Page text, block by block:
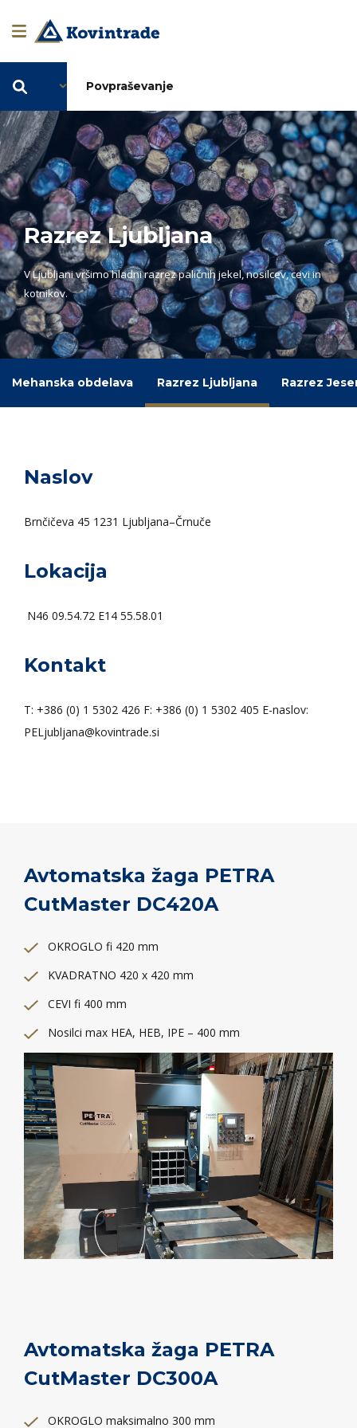
Povpraševanje
Razrez Ljubljana
V Ljubljani vršimo hladni razrez paličnih jekel, nosilcev, cevi in
kotnikov.
Mehanska obdelava Razrez Ljubljana Razrez
Naslov
Brnčičeva 45 1231 Ljubljana–Črnuče
Lokacija
N46 09.54.72 E14 55.58.01
Kontakt
T: +386 (0) 1 5302 426 F: +386 (0) 1 5302 405 E-naslov:
PELjubljana@kovintrade.si
Avtomatska žaga PETRA
CutMaster DC420A
OKROGLO fi 420 mm
KVADRATNO 420 x 420 mm
CEVI fi 400 mm
Nosilci max HEA, HEB, IPE – 400 mm
Avtomatska žaga PETRA
CutMaster DC300A
OKROGLO maksimalno 300 mm